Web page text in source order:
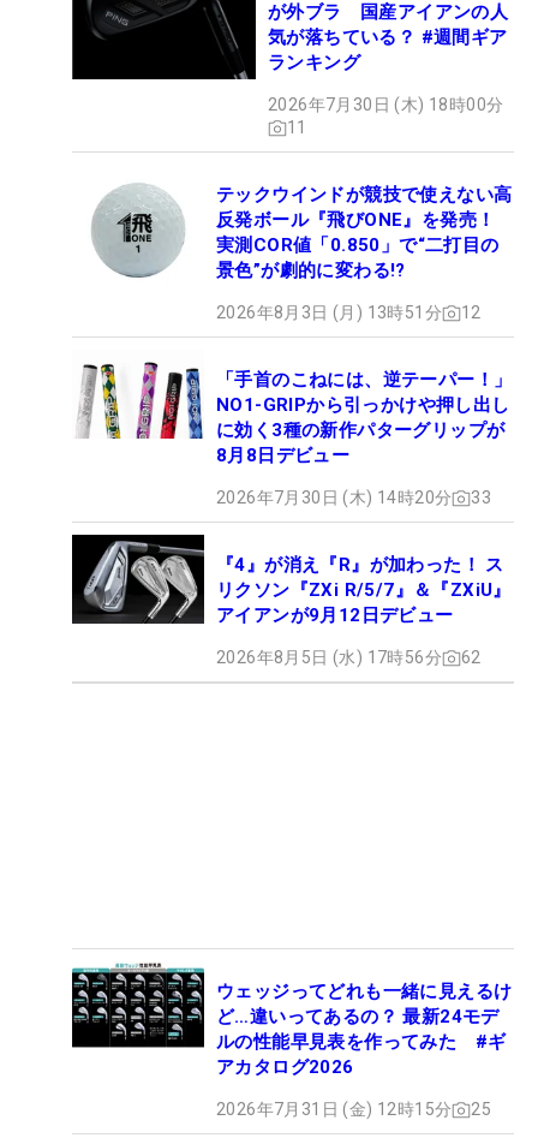
が外ブラ 国産アイアンの人
気が落ちている？ #週間ギア
ランキング
2026年7月30日 (木) 18時00分
11
テックウインドが競技で使えない高
反発ボール『飛びONE』を発売！
実測COR値「0.850」で“二打目の
景色”が劇的に変わる!?
2026年8月3日 (月) 13時51分 12
「手首のこねには、逆テーパー！」
NO1-GRIPから引っかけや押し出し
に効く3種の新作パターグリップが
8月8日デビュー
2026年7月30日 (木) 14時20分 33
『4』が消え『R』が加わった！ ス
リクソン『ZXi R/5/7』＆『ZXiU』
アイアンが9月12日デビュー
2026年8月5日 (水) 17時56分 62
ウェッジってどれも一緒に見えるけ
ど…違いってあるの？ 最新24モデ
ルの性能早見表を作ってみた #ギ
アカタログ2026
2026年7月31日 (金) 12時15分 25